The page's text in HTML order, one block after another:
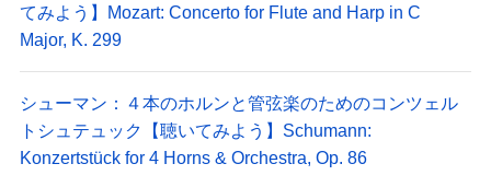
てみよう】Mozart: Concerto for Flute and Harp in C
Major, K. 299
シューマン：４本のホルンと管弦楽のためのコンツェル
トシュテュック【聴いてみよう】Schumann:
Konzertstück for 4 Horns & Orchestra, Op. 86